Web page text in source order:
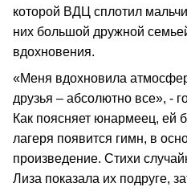
которой ВДЦ сплотил
них большой дружной
вдохновения.
«Меня вдохновила
друзья – абсолютно все», -
Как поясняет юнармеец, ей
лагеря появится гимн, в
произведение. Стихи
Лиза показала их подруге,